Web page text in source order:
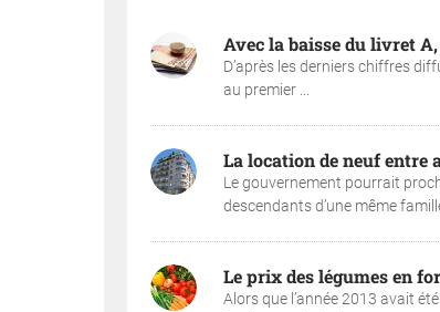
Avec la baisse du livret
D’après les derniers chiffres
au premier ...
La location de neuf entre
Le gouvernement pourrait
descendants d’une même
Le prix des légumes en
Alors que l’année 2013 avait